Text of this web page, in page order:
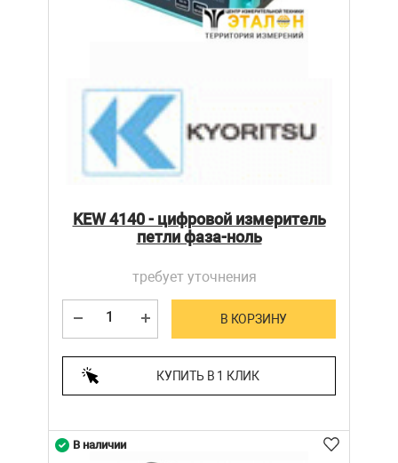
KEW 4140 - цифровой измеритель
петли фаза-ноль
требует уточнения
В КОРЗИНУ
КУПИТЬ В 1 КЛИК
В наличии